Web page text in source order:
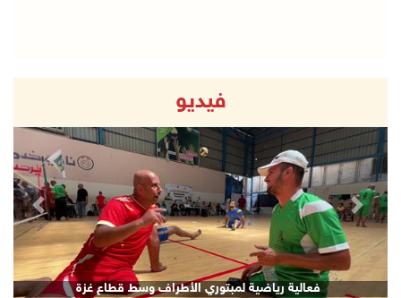
فيديو
فعالية رياضية لمبتوري الأطراف وسط قطاع غزة
Next